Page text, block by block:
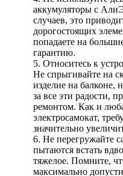
аккумуляторы с
случаев, это
дорогостоящих
попадаете на
гарантию.
5. Относитесь к
Не спрыгивайте на
изделие на балконе,
за все эти радости,
ремонтом. Как и
электросамокат,
значительно
6. Не перегружайте
пытаются встать
тяжелое. Помните,
максимально